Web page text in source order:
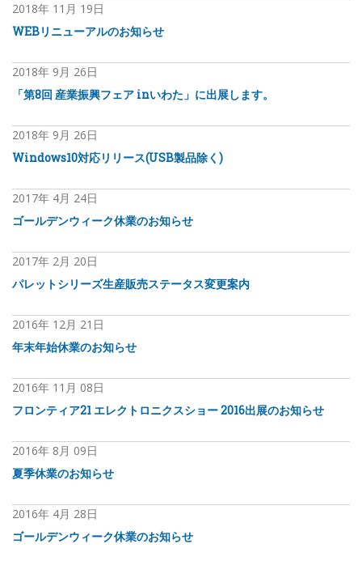
2018年 11月 19日
WEBリニューアルのお知らせ
2018年 9月 26日
「第8回 産業振興フェア inいわた」に出展します。
2018年 9月 26日
Windows10対応リリース(USB製品除く)
2017年 4月 24日
ゴールデンウィーク休業のお知らせ
2017年 2月 20日
パレットシリーズ生産販売ステータス変更案内
2016年 12月 21日
年末年始休業のお知らせ
2016年 11月 08日
フロンティア21 エレクトロニクスショー 2016出展のお知らせ
2016年 8月 09日
夏季休業のお知らせ
2016年 4月 28日
ゴールデンウィーク休業のお知らせ